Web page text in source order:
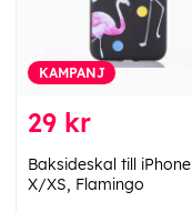
KAMPANJ
29 kr
Baksideskal till iPhone
X/XS, Flamingo